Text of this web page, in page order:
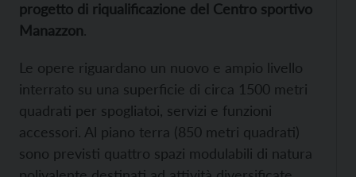
progetto di riqualificazione del Centro sportivo
Manazzon.
Le opere riguardano un nuovo e ampio livello
interrato su una superficie di circa 1500 metri
quadrati per spogliatoi, servizi e funzioni
accessori. Al piano terra (850 metri quadrati)
sono previsti quattro spazi modulabili di natura